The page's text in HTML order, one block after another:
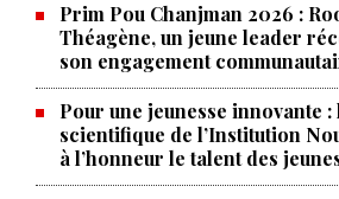
Prim Pou Chanjman 2026 :
Théagène, un jeune leader
son engagement
Pour une jeunesse innovante
scientifique de l’Institution
à l’honneur le talent des
Produire le savoir